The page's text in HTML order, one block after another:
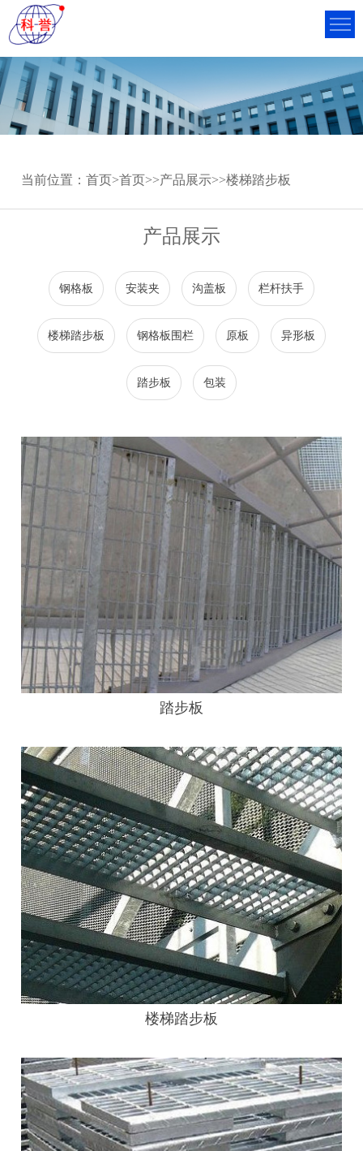
当前位置：首页>首页>>产品展示>>楼梯踏步板
产品展示
钢格板 安装夹 沟盖板 栏杆扶手
楼梯踏步板 钢格板围栏 原板 异形板
踏步板 包装
踏步板
楼梯踏步板